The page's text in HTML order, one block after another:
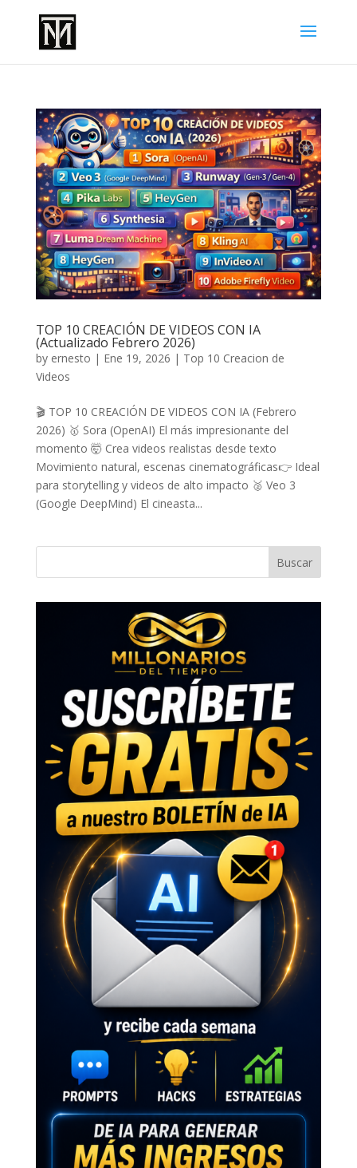
TOP 10 CREACIÓN DE VIDEOS CON IA
(Actualizado Febrero 2026)
by ernesto | Ene 19, 2026 | Top 10 Creacion de
Videos
🎬 TOP 10 CREACIÓN DE VIDEOS CON IA (Febrero
2026) 🥇 Sora (OpenAI) El más impresionante del
momento 🤯 Crea videos realistas desde texto
Movimiento natural, escenas cinematográficas👉 Ideal
para storytelling y videos de alto impacto 🥈 Veo 3
(Google DeepMind) El cineasta...
Buscar